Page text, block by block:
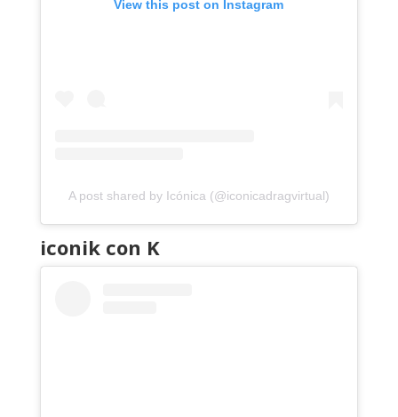
View this post on Instagram
A post shared by Icónica (@iconicadragvirtual)
iconik con K